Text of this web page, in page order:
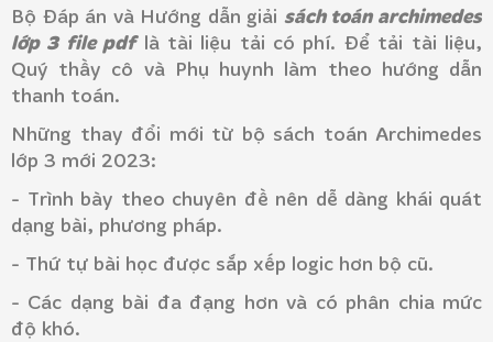
Bộ Đáp án và Hướng dẫn giải sách toán archimedes
lớp 3 file pdflà tài liệu tải có phí. Để tải tài liệu,
Quý thầy cô và Phụ huynh làm theo hướng dẫn
thanh toán.
Những thay đổi mới từ bộ sách toán Archimedes
lớp 3 mới 2023:
- Trình bày theo chuyên đề nên dễ dàng khái quát
dạng bài, phương pháp.
- Thứ tự bài học được sắp xếp logic hơn bộ cũ.
- Các dạng bài đa đạng hơn và có phân chia mức
độ khó.